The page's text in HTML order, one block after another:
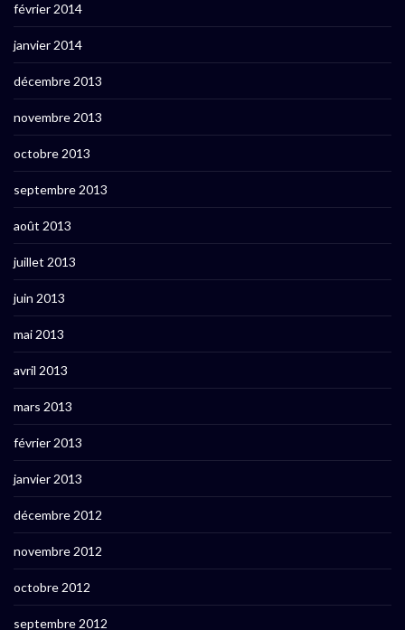
février 2014
janvier 2014
décembre 2013
novembre 2013
octobre 2013
septembre 2013
août 2013
juillet 2013
juin 2013
mai 2013
avril 2013
mars 2013
février 2013
janvier 2013
décembre 2012
novembre 2012
octobre 2012
septembre 2012